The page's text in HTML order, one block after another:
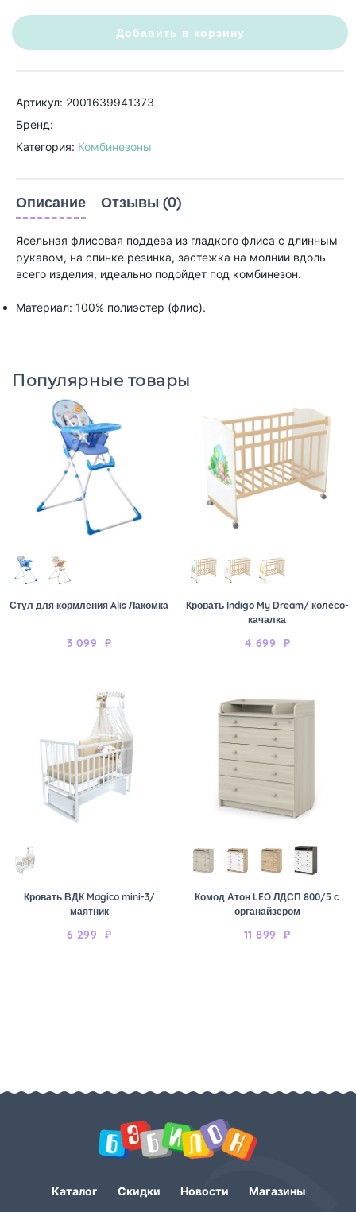
Добавить в корзину
Артикул: 2001639941373
Бренд:
Категория: Комбинезоны
Описание Отзывы (0)
Ясельная флисовая поддева из гладкого флиса с длинным
рукавом, на спинке резинка, застежка на молнии вдоль
всего изделия, идеально подойдет под комбинезон.
Материал: 100% полиэстер (флис).
Популярные товары
Стул для кормления Alis Лакомка
3 099 ₽
Кровать Indigo My Dream/ колесо-
качалка
4 699 ₽
Кровать ВДК Magico mini-3/
маятник
6 299 ₽
Комод Атон LEO ЛДСП 800/5 с
органайзером
11 899 ₽
Каталог Скидки Новости Магазины